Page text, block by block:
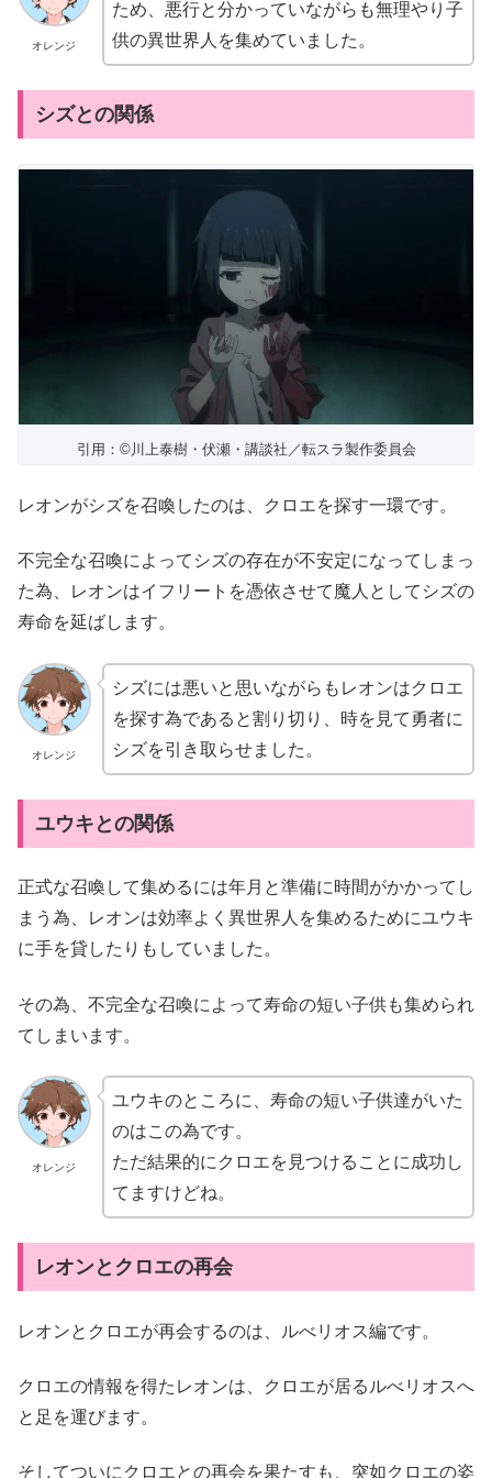
オレンジ
ため、悪行と分かっていながらも無理やり子
供の異世界人を集めていました。
シズとの関係
引用：©川上泰樹・伏瀬・講談社／転スラ製作委員会
レオンがシズを召喚したのは、クロエを探す一環です。
不完全な召喚によってシズの存在が不安定になってしまっ
た為、レオンはイフリートを憑依させて魔人としてシズの
寿命を延ばします。
オレンジ
シズには悪いと思いながらもレオンはクロエ
を探す為であると割り切り、時を見て勇者に
シズを引き取らせました。
ユウキとの関係
正式な召喚して集めるには年月と準備に時間がかかってし
まう為、レオンは効率よく異世界人を集めるためにユウキ
に手を貸したりもしていました。
その為、不完全な召喚によって寿命の短い子供も集められ
てしまいます。
オレンジ
ユウキのところに、寿命の短い子供達がいた
のはこの為です。
ただ結果的にクロエを見つけることに成功し
てますけどね。
レオンとクロエの再会
レオンとクロエが再会するのは、ルべリオス編です。
クロエの情報を得たレオンは、クロエが居るルべリオスへ
と足を運びます。
そしてついにクロエとの再会を果たすも、突如クロエの姿